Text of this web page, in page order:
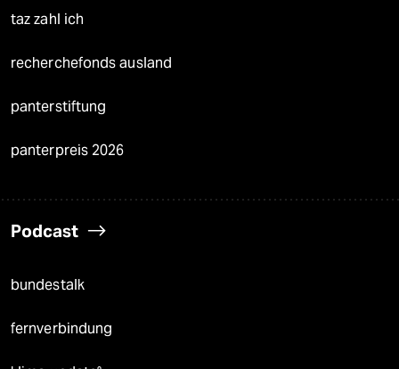
taz zahl ich
recherchefonds ausland
panterstiftung
panterpreis 2026
Podcast
bundestalk
fernverbindung